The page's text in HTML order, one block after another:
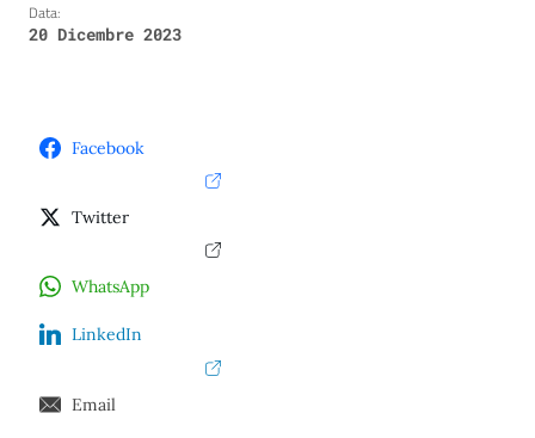
Data:
20 Dicembre 2023
Facebook
Twitter
WhatsApp
LinkedIn
Email